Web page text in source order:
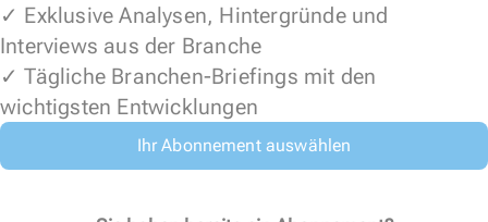
✓ Exklusive Analysen, Hintergründe und
Interviews aus der Branche
✓ Tägliche Branchen-Briefings mit den
wichtigsten Entwicklungen
Ihr Abonnement auswählen